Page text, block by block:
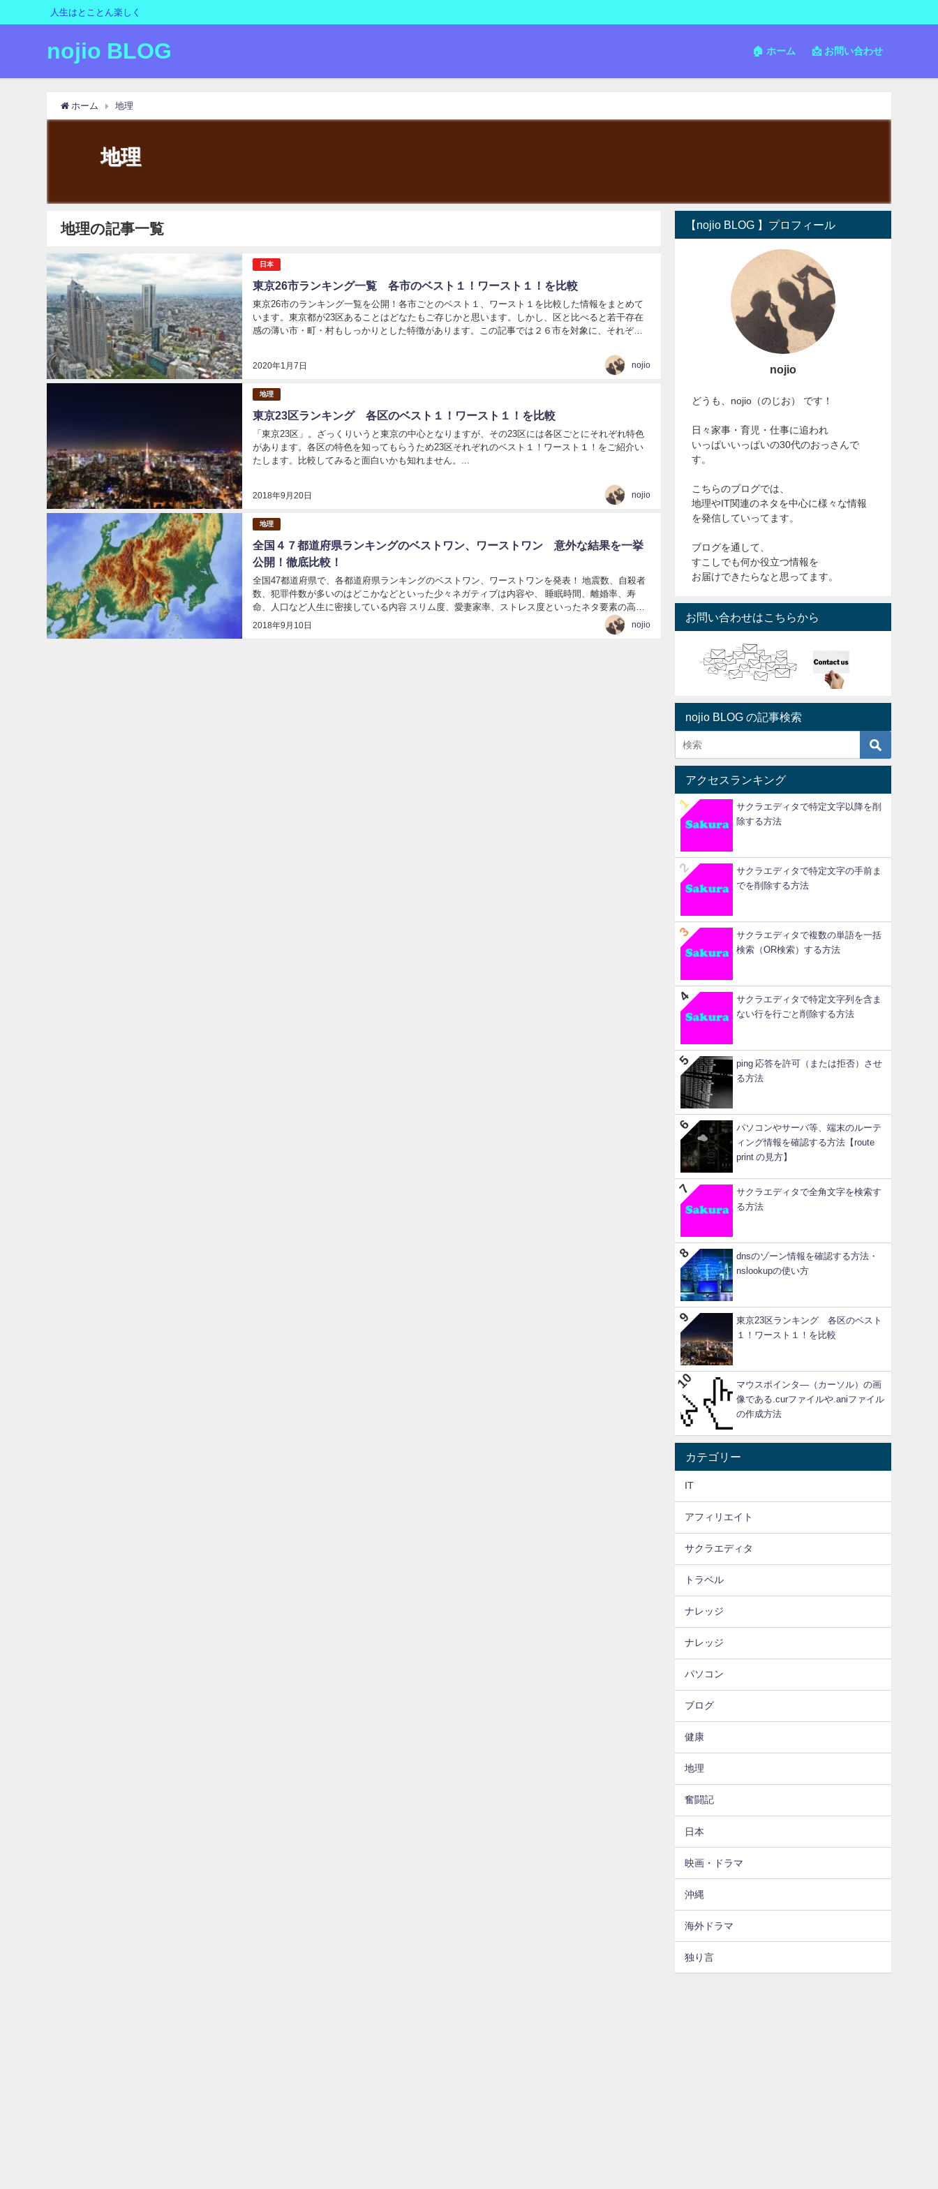
人生はとことん楽しく
nojio BLOG 🏠 ホーム 📩 お問い合わせ
ホーム 地理
地理
地理の記事一覧
日本
東京26市ランキング一覧 各市のベスト１！ワースト１！を比較
2020年1月7日
東京26市のランキング一覧を公開！各市ごとのベスト１、ワースト１を比較した情報をまとめて
います。東京都が23区あることはどなたもご存じかと思います。しかし、区と比べると若干存在
感の薄い市・町・村もしっかりとした特徴があります。この記事では２６市を対象に、それぞれ
nojio
地理
東京23区ランキング 各区のベスト１！ワースト１！を比較
2018年9月20日
「東京23区」。ざっくりいうと東京の中心となりますが、その23区には各区ごとにそれぞれ特色
があります。各区の特色を知ってもらうため23区それぞれのベスト１！ワースト１！をご紹介い
たします。比較してみると面白いかも知れません。...
nojio
地理
全国４７都道府県ランキングのベストワン、ワーストワン 意外な結果を一挙
公開！徹底比較！
2018年9月10日
全国47都道府県で、各都道府県ランキングのベストワン、ワーストワンを発表！ 地震数、自殺者
数、犯罪件数が多いのはどこかなどといった少々ネガティブは内容や、 睡眠時間、離婚率、寿
命、人口など人生に密接している内容 スリム度、愛妻家率、ストレス度といったネタ要素の高い
内容まで幅広く情報をお届けします。...
nojio
【nojio BLOG 】プロフィール
nojio
どうも、nojio（のじお） です！
日々家事・育児・仕事に追われ
いっぱいいっぱいの30代のおっさんで
す。
こちらのブログでは、
地理やIT関連のネタを中心に様々な情報
を発信していってます。
ブログを通して、
すこしでも何か役立つ情報を
お届けできたらなと思ってます。
お問い合わせはこちらから
nojio BLOG の記事検索
アクセスランキング
サクラエディタで特定文字以降を削
除する方法
サクラエディタで特定文字の手前ま
でを削除する方法
サクラエディタで複数の単語を一括
検索（OR検索）する方法
サクラエディタで特定文字列を含ま
ない行を行ごと削除する方法
ping 応答を許可（または拒否）させ
る方法
パソコンやサーバ等、端末のルーテ
ィング情報を確認する方法【route
print の見方】
サクラエディタで全角文字を検索す
る方法
dnsのゾーン情報を確認する方法・
nslookupの使い方
東京23区ランキング 各区のベスト
１！ワースト１！を比較
マウスポインタ―（カーソル）の画
像である.curファイルや.aniファイル
の作成方法
カテゴリー
IT
アフィリエイト
サクラエディタ
トラベル
ナレッジ
ナレッジ
パソコン
ブログ
健康
地理
奮闘記
日本
映画・ドラマ
沖縄
海外ドラマ
独り言